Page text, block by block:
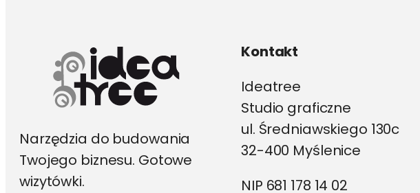
Narzędzia do budowania
Twojego biznesu. Gotowe
wizytówki.
Kontakt
Ideatree
Studio graficzne
ul. Średniawskiego 130c
32-400 Myślenice
NIP 681 178 14 02